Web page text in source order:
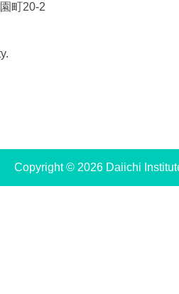
町20-2
Copyright © 2026 Daiichi